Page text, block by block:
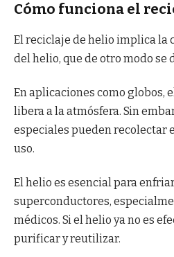
Cómo funciona el
El reciclaje de helio implica la
del helio, que de otro modo se
En aplicaciones como globos,
libera a la atmósfera. Sin
especiales pueden recolectar
uso.
El helio es esencial para
superconductores,
médicos. Si el helio ya no es
purificar y reutilizar.